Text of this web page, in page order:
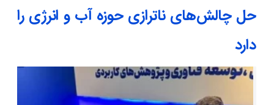
حل چالش‌های ناترازی‌ حوزه آب و انرژی را
دارد